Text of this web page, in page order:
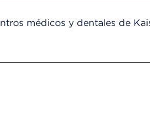
médicos y dentales de